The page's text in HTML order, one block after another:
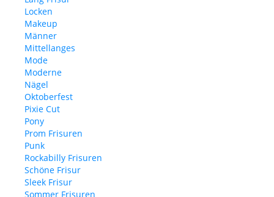
Locken
Makeup
Männer
Mittellanges
Mode
Moderne
Nägel
Oktoberfest
Pixie Cut
Pony
Prom Frisuren
Punk
Rockabilly Frisuren
Schöne Frisur
Sleek Frisur
Sommer Frisuren